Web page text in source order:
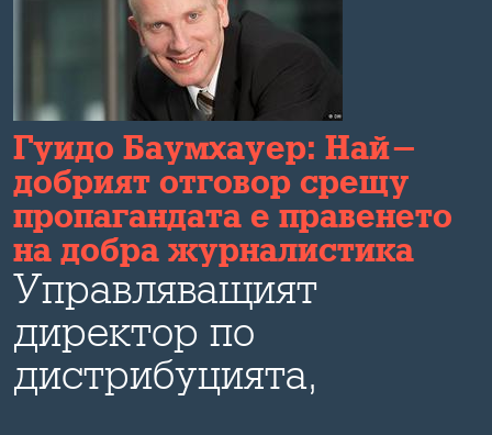
Гуидо Баумхауер: Най-
добрият отговор срещу
пропагандата е правенето
на добра журналистика
Управляващият
директор по
дистрибуцията,